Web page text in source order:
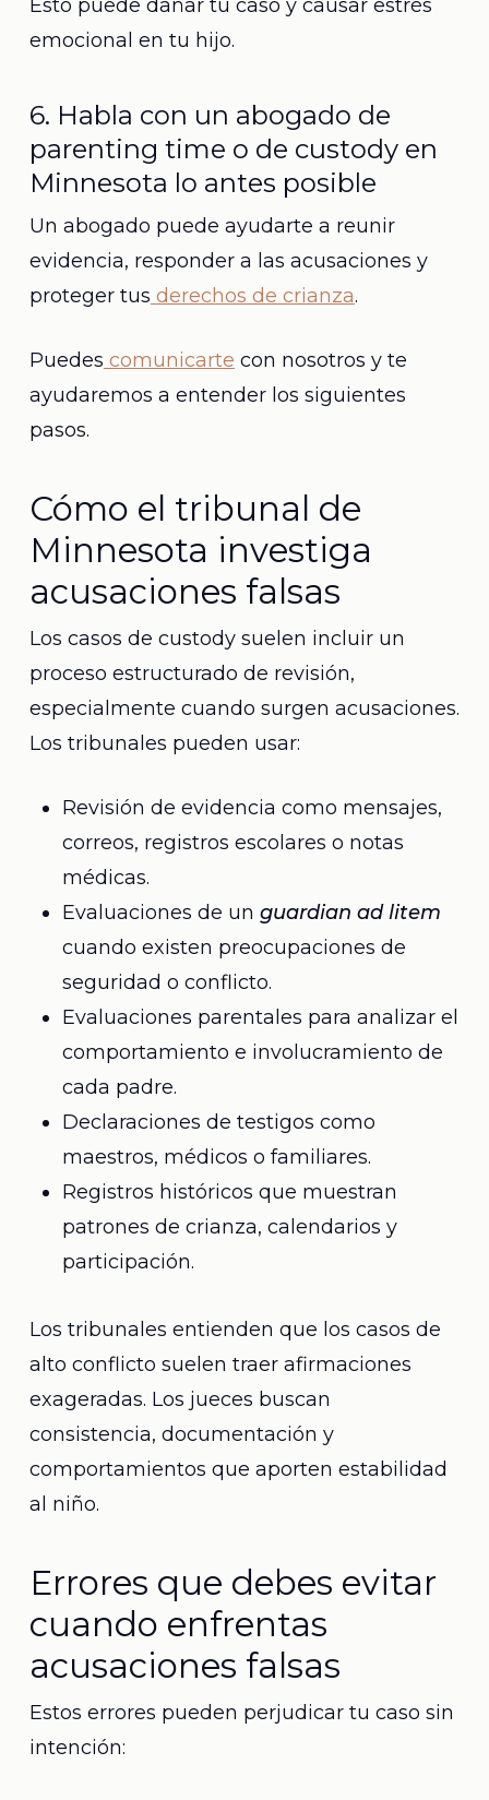
Esto puede dañar tu caso y causar estrés
emocional en tu hijo.
6. Habla con un abogado de
parenting time o de custody en
Minnesota lo antes posible
Un abogado puede ayudarte a reunir
evidencia, responder a las acusaciones y
proteger tus derechos de crianza.
Puedes comunicarte con nosotros y te
ayudaremos a entender los siguientes
pasos.
Cómo el tribunal de
Minnesota investiga
acusaciones falsas
Los casos de custody suelen incluir un
proceso estructurado de revisión,
especialmente cuando surgen acusaciones.
Los tribunales pueden usar:
Revisión de evidencia como mensajes,
correos, registros escolares o notas
médicas.
Evaluaciones de un guardian ad litem
cuando existen preocupaciones de
seguridad o conflicto.
Evaluaciones parentales para analizar el
comportamiento e involucramiento de
cada padre.
Declaraciones de testigos como
maestros, médicos o familiares.
Registros históricos que muestran
patrones de crianza, calendarios y
participación.
Los tribunales entienden que los casos de
alto conflicto suelen traer afirmaciones
exageradas. Los jueces buscan
consistencia, documentación y
comportamientos que aporten estabilidad
al niño.
Errores que debes evitar
cuando enfrentas
acusaciones falsas
Estos errores pueden perjudicar tu caso sin
intención: